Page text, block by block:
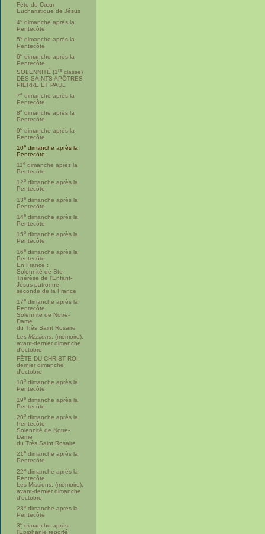
Fête du Cœur
Eucharistique de Jésus
4e dimanche après la
Pentecôte
5e dimanche après la
Pentecôte
6e dimanche après la
Pentecôte
SOLENNITÉ (1 re classe)
DES SAINTS APÔTRES
PIERRE ET PAUL
7e dimanche après la
Pentecôte
8e dimanche après la
Pentecôte
9e dimanche après la
Pentecôte
10e dimanche après la
Pentecôte
11 e dimanche après la
Pentecôte
12e dimanche après la
Pentecôte
13e dimanche après la
Pentecôte
14e dimanche après la
Pentecôte
15e dimanche après la
Pentecôte
16e dimanche après la
Pentecôte
En France :
Solennité de Ste
Thérèse de l'Enfant-
Jésus patronne
seconde de la France
17e dimanche après la
Pentecôte
Solennité de Notre-
Dame
du Très Saint Rosaire
Les Missions , (mémoire),
avant-dernier dimanche
d'octobre
FÊTE DU CHRIST ROI,
dernier dimanche
d'octobre
18e dimanche après la
Pentecôte
19e dimanche après la
Pentecôte
20e dimanche après la
Pentecôte
Solennité de Notre-
Dame
du Très Saint Rosaire
21e dimanche après la
Pentecôte
22e dimanche après la
Pentecôte
Les Missions, (mémoire),
avant-dernier dimanche
d'octobre
23e dimanche après la
Pentecôte
3e dimanche après
l'Épiphanie reporté